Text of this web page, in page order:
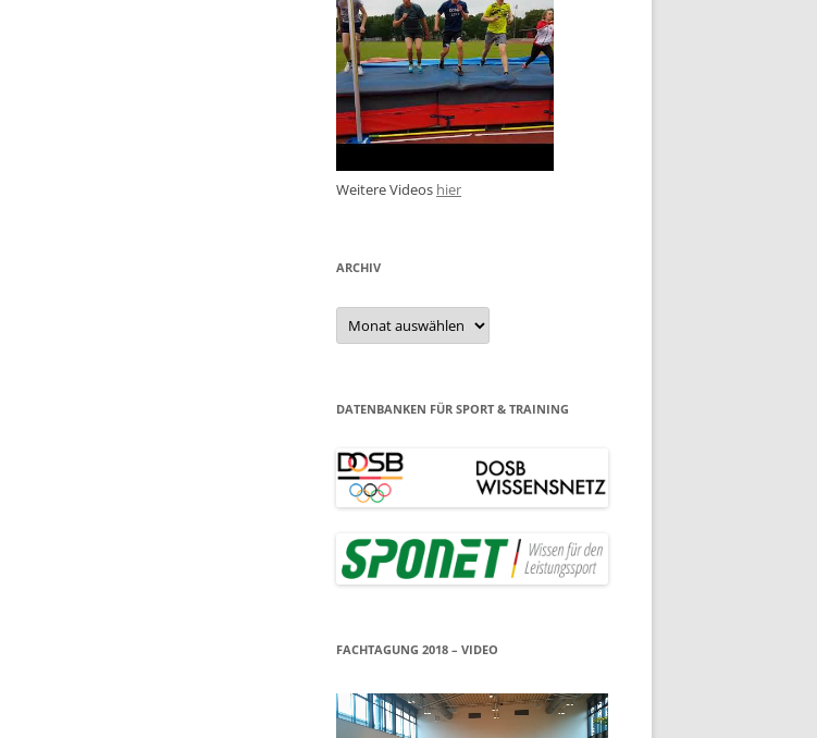
Weitere Videos hier
ARCHIV
Archiv
DATENBANKEN FÜR SPORT & TRAINING
FACHTAGUNG 2018 – VIDEO